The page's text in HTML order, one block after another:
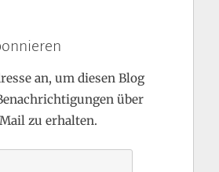
an, um diesen Blog
über
zu erhalten.